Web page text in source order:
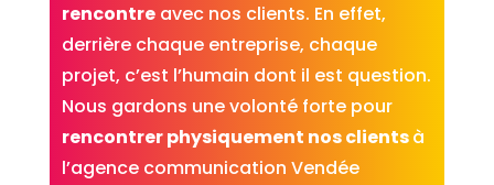
rencontreavec nos clients. En effet,
derrière chaque entreprise, chaque
projet, c’est l’humain dont il est question.
Nous gardons une volonté forte pour
rencontrer physiquement nos clientsà
l’agence communication Vendée